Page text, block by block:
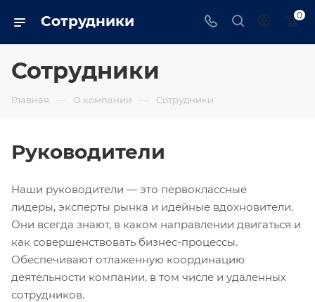
Сотрудники 0
Сотрудники
Главная — О компании — Сотрудники
Руководители
Наши руководители — это первоклассные
лидеры, эксперты рынка и идейные вдохновители.
Они всегда знают, в каком направлении двигаться и
как совершенствовать бизнес-процессы.
Обеспечивают отлаженную координацию
деятельности компании, в том числе и удаленных
сотрудников.